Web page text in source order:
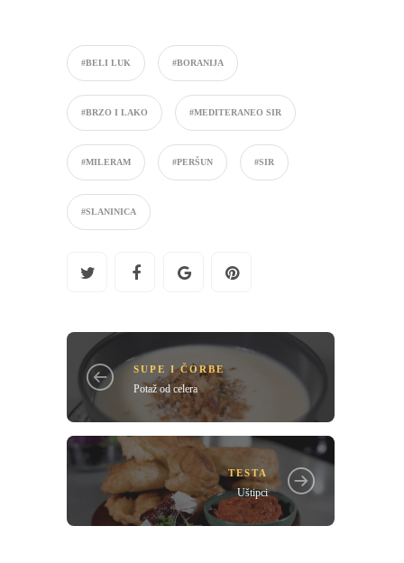
#BELI LUK #BORANIJA
#BRZO I LAKO #MEDITERANEO SIR
#MILERAM #PERŠUN #SIR
#SLANINICA
SUPE I ČORBE
Potaž od celera
TESTA
Uštipci